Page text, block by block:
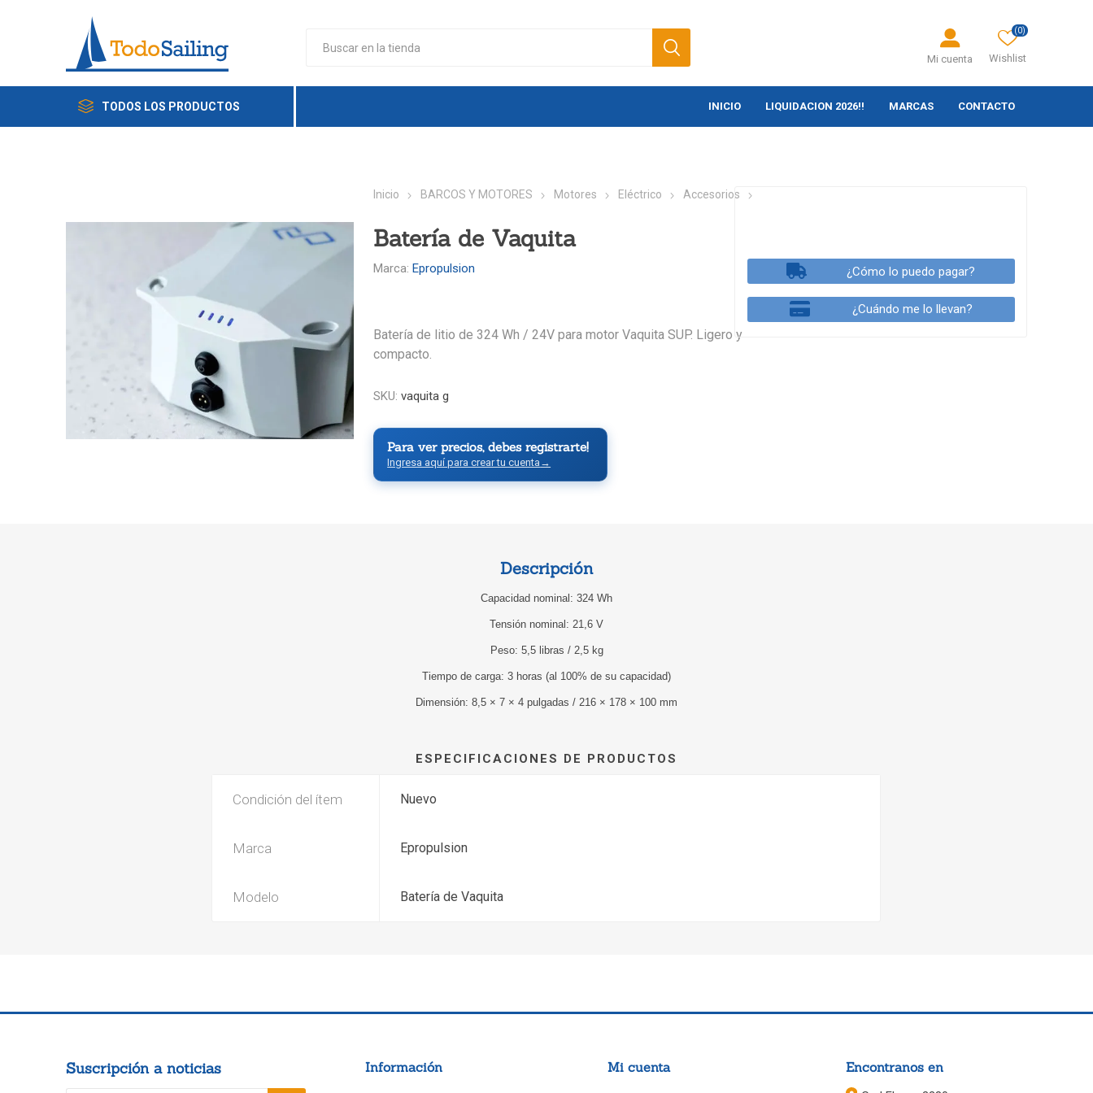
Mi cuenta Wishlist
(0)
TODOS LOS PRODUCTOS INICIO LIQUIDACION 2026!! MARCAS CONTACTO
Inicio BARCOS Y MOTORES Motores Eléctrico Accesorios
Batería de Vaquita
Marca: Epropulsion
Batería de litio de 324 Wh / 24V para motor Vaquita SUP. Ligero y
compacto.
SKU: vaquita g
Para ver precios, debes registrarte!
Ingresa aquí para crear tu cuenta →
¿Cómo lo puedo pagar?
¿Cuándo me lo llevan?
Descripción
Capacidad nominal: 324 Wh
Tensión nominal: 21,6 V
Peso: 5,5 libras / 2,5 kg
Tiempo de carga: 3 horas (al 100% de su capacidad)
Dimensión: 8,5 × 7 × 4 pulgadas / 216 × 178 × 100 mm
ESPECIFICACIONES DE PRODUCTOS
Condición del ítem Nuevo
Marca Epropulsion
Modelo Batería de Vaquita
Suscripción a noticias Información Mi cuenta Encontranos en